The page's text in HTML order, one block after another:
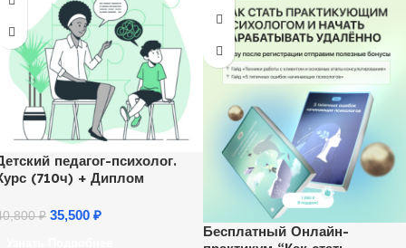
педагог-психолог.
(710ч) + Диплом
₽ 35,500 ₽
Бесплатный Онлайн-